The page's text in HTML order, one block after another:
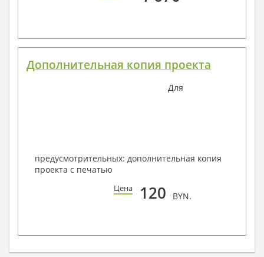
Дополнительная копия проекта
Для
предусмотрительных: дополнительная копия
проекта с печатью
Цена 120 BYN.